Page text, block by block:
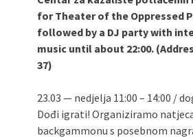
for Theater of the Oppressed
followed by a DJ party with
music until about 22:00.
37)
23.03 — nedjelja 11:00 – 14:00 /
Dođi igrati! Organiziramo
backgammonu s posebnom